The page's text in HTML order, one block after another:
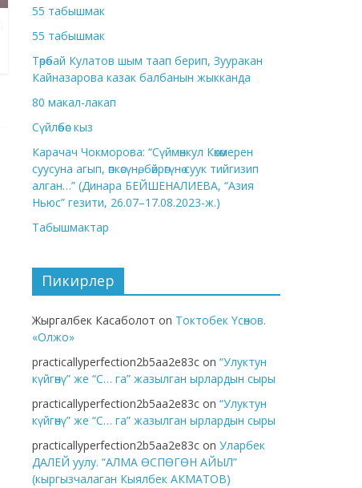
55 табышмак
55 табышмак
Төрөбай Кулатов шым таап берип, Зууракан
Кайназарова казак балбанын жыкканда
80 макал-лакап
Сүйлөбөс кыз
Карачач Чокморова: “Сүймөнкул Көкөмерен
суусуна агып, өпкөсүнө, бөйрөгүнө суук тийгизип
алган…” (Динара БЕЙШЕНАЛИЕВА, “Азия
Ньюс” гезити, 26.07–17.08.2023-ж.)
Табышмактар
Пикирлер
Жыргалбек Касаболот on Токтобек Үсөнов.
«Олжо»
practicallyperfection2b5aa2e83c on “Улуктун
күйгөнү” же “С… га” жазылган ырлардын сыры
practicallyperfection2b5aa2e83c on “Улуктун
күйгөнү” же “С… га” жазылган ырлардын сыры
practicallyperfection2b5aa2e83c on Уларбек
ДАЛЕЙ уулу. “АЛМА ӨСПӨГӨН АЙЫЛ”
(кыргызчалаган Кыялбек АКМАТОВ)